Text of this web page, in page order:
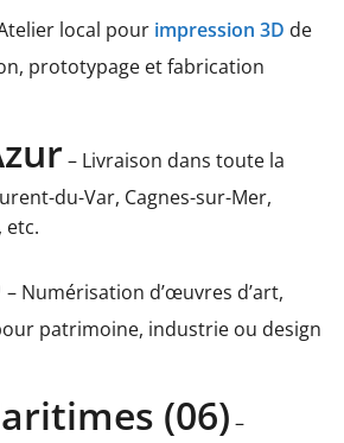
local pour impression 3D de
prototypage et fabrication
– Livraison dans toute la
du-Var, Cagnes-sur-Mer,
etc.
– Numérisation d’œuvres d’art,
patrimoine, industrie ou design
(06) –